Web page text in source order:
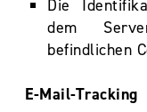
Die
dem
befindlichen
E-Mail-Tracking